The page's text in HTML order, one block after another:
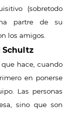
(sobretodo
partre de su
los amigos.
Schultz
hace, cuando
en ponerse
Las personas
sino que son